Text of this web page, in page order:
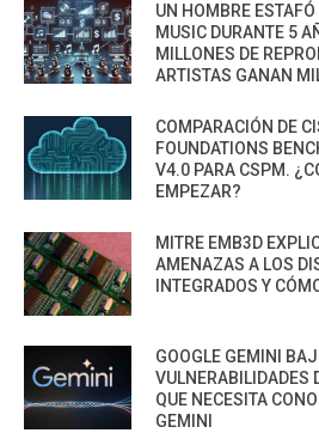
UN HOMBRE
MUSIC DURANTE 5
MILLONES DE
ARTISTAS GANAN
COMPARACIÓN DE
FOUNDATIONS
V4.0 PARA CSPM.
EMPEZAR?
MITRE EMB3D
AMENAZAS A LOS
INTEGRADOS Y
GOOGLE GEMINI
VULNERABILIDADES
QUE NECESITA
GEMINI